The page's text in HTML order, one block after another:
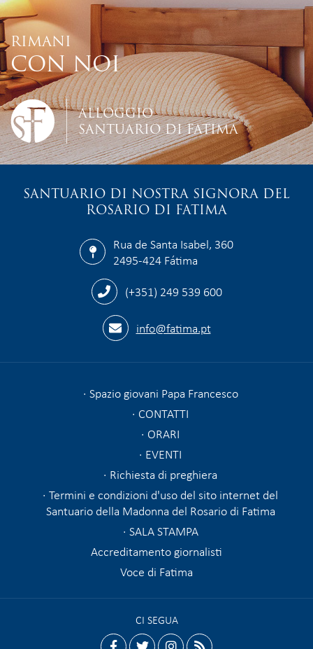
RIMANI
CON NOI
ALLOGGIO
SANTUARIO DI FATIMA
SANTUARIO DI NOSTRA SIGNORA DEL
ROSARIO DI FATIMA
Rua de Santa Isabel, 360
2495-424 Fátima
(+351) 249 539 600
info@fatima.pt
Spazio giovani Papa Francesco
CONTATTI
ORARI
EVENTI
Richiesta di preghiera
Termini e condizioni d'uso del sito internet del
Santuario della Madonna del Rosario di Fatima
SALA STAMPA
Accreditamento giornalisti
Voce di Fatima
CI SEGUA